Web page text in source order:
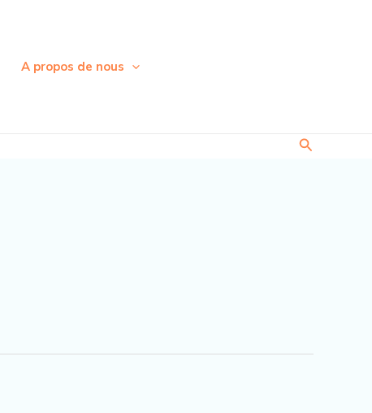
A propos de nous
Rechercher